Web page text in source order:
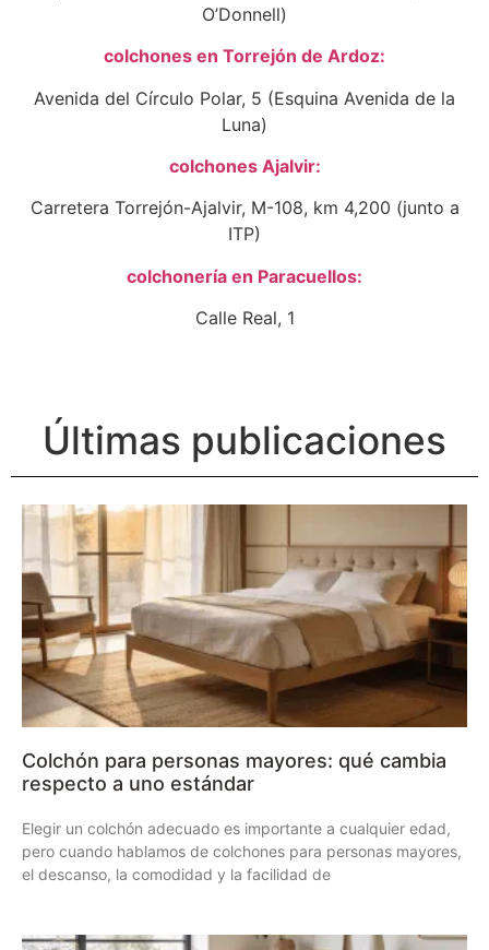
O’Donnell)
colchones en Torrejón de Ardoz:
Avenida del Círculo Polar, 5 (Esquina Avenida de la
Luna)
colchones Ajalvir:
Carretera Torrejón-Ajalvir, M-108, km 4,200 (junto a
ITP)
colchonería en Paracuellos:
Calle Real, 1
Últimas publicaciones
Colchón para personas mayores: qué cambia
respecto a uno estándar
Elegir un colchón adecuado es importante a cualquier edad,
pero cuando hablamos de colchones para personas mayores,
el descanso, la comodidad y la facilidad de